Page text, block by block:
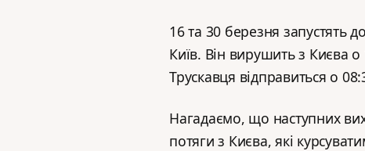
16 та 30 березня запустять
Київ. Він вирушить з Києва
Трускавця відправиться о
Нагадаємо, що наступних
потяги з Києва, які